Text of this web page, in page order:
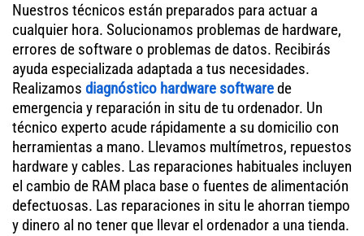
Nuestros técnicos están preparados para actuar a
cualquier hora. Solucionamos problemas de hardware,
errores de software o problemas de datos. Recibirás
ayuda especializada adaptada a tus necesidades.
Realizamos diagnóstico hardware softwarede
emergencia y reparación in situ de tu ordenador. Un
técnico experto acude rápidamente a su domicilio con
herramientas a mano. Llevamos multímetros, repuestos
hardware y cables. Las reparaciones habituales incluyen
el cambio de RAM placa base o fuentes de alimentación
defectuosas. Las reparaciones in situ le ahorran tiempo
y dinero al no tener que llevar el ordenador a una tienda.